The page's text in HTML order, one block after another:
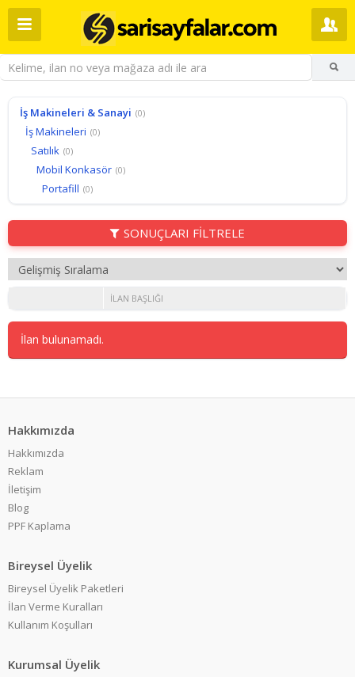
İş Makineleri & Sanayi (0)
İş Makineleri (0)
Satılık (0)
Mobil Konkasör (0)
Portafill (0)
SONUÇLARI FİLTRELE
İLAN BAŞLIĞI
İlan bulunamadı.
Hakkımızda
Hakkımızda
Reklam
İletişim
Blog
PPF Kaplama
Bireysel Üyelik
Bireysel Üyelik Paketleri
İlan Verme Kuralları
Kullanım Koşulları
Kurumsal Üyelik